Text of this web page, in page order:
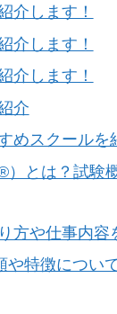
介します！
介します！
介します！
介
めスクールを
とは？試験
方や仕事内容
特徴につい